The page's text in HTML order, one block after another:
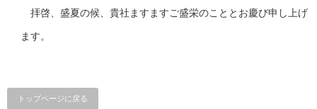
拝啓、盛夏の候、貴社ますますご盛栄のこととお慶び申し上げ
ます。
トップページに戻る